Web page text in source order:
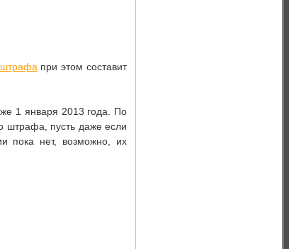
штрафа при этом составит
1 января 2013 года. По
штрафа, пусть даже если
пока нет, возможно, их